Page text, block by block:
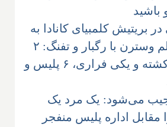
باشید
بریتیش کلمبیای کانادا به
سبک فیلم وسترن با رگبار و تفنگ: ۲
مظنون کشته و یکی فراری، ۶ پلیس و
می‌شود: یک مرد یک
مقابل اداره پلیس منفجر